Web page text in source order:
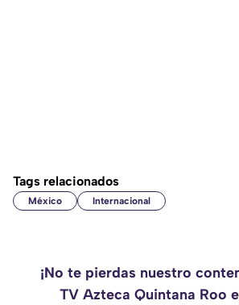
Tags relacionados
México Internacional
¡No te pierdas nuestro
TV Azteca Quintana Roo